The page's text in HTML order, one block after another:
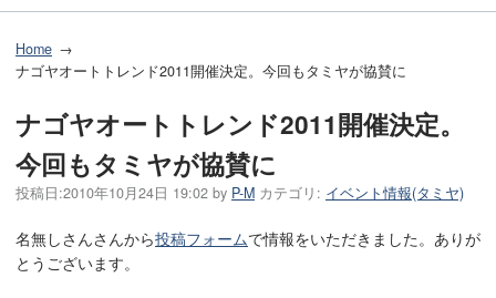
Home
ナゴヤオートトレンド2011開催決定。今回もタミヤが協賛に
ナゴヤオートトレンド2011開催決定。
今回もタミヤが協賛に
投稿日:2010年10月24日 19:02 by P-M カテゴリ: イベント情報(タミヤ)
名無しさんさんから投稿フォームで情報をいただきました。ありが
とうございます。